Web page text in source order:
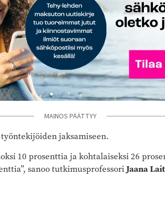
MAINOS PÄÄTTYY
jaksamiseen.
10 prosenttia ja kohtalaiseksi 26
sanoo tutkimusprofessoriJaana